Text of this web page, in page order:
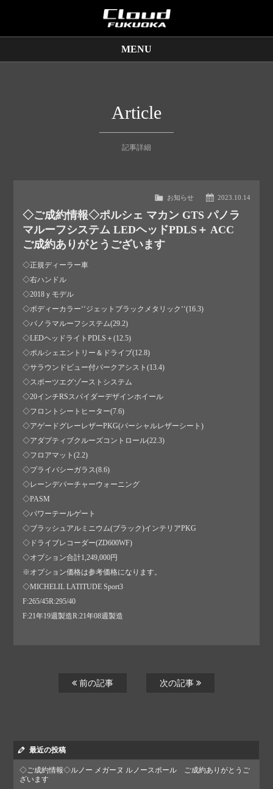
MENU
店舗情報
Article
記事詳細
2023.10.14
お知らせ
◇ご成約情報◇ポルシェ マカン GTS パノラ
マルーフシステム LEDヘッドPDLS＋ ACC
ご成約ありがとうございます
◇正規ディーラー車
◇右ハンドル
◇2018ｙモデル
◇ボディーカラー‘‘ジェットブラックメタリック‘‘(16.3)
◇パノラマルーフシステム(29.2)
◇LEDヘッドライトPDLS＋(12.5)
◇ポルシェエントリー＆ドライブ(12.8)
◇サラウンドビュー付パークアシスト(13.4)
◇スポーツエグゾーストシステム
◇20インチRSスパイダーデザインホイール
◇フロントシートヒーター(7.6)
◇アゲードグレーレザーPKG(パーシャルレザーシート)
◇アダプティブクルーズコントロール(22.3)
◇フロアマット(2.2)
◇プライバシーガラス(8.6)
◇レーンデパーチャーウォーニング
◇PASM
◇パワーテールゲート
◇ブラッシュアルミニウム(ブラック)インテリアPKG
◇ドライブレコーダー(ZD600WF)
◇オプション合計1,249,000円
※オプション価格は参考価格になります。
◇MICHELIL LATITUDE Sport3
F:265/45R:295/40
F:21年19週製造R:21年08週製造
前の記事 次の記事
最近の投稿
◇ご成約情報◇ルノー メガーヌ ルノースポール ご成約ありがとうご
ざいます